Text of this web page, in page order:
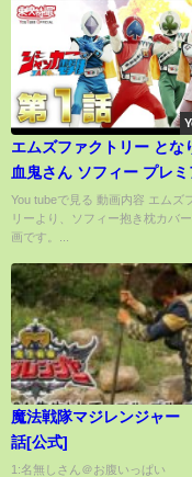
エムズファクトリー とな
血鬼さん ソフィー プレミ
き枕カバー 紹介
You tubeで見る 動画内容 エムズ
リーより、ソフィー抱き枕カバ
画です。...
魔法戦隊マジレンジャ
話[公式]
1:名無しさん＠お腹いっぱい